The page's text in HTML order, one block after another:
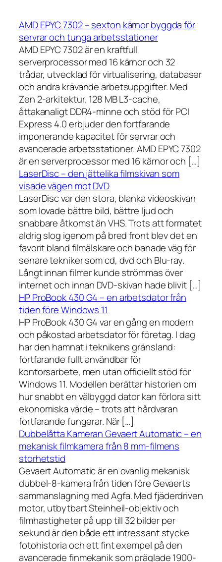
AMD EPYC 7302 – sexton kärnor byggda för
servrar och tunga arbetsstationer
AMD EPYC 7302 är en kraftfull
serverprocessor med 16 kärnor och 32
trådar, utvecklad för virtualisering, databaser
och andra krävande arbetsuppgifter. Med
Zen 2-arkitektur, 128 MB L3-cache,
åttakanaligt DDR4-minne och stöd för PCI
Express 4.0 erbjuder den fortfarande
imponerande kapacitet för servrar och
avancerade arbetsstationer. AMD EPYC 7302
är en serverprocessor med 16 kärnor och […]
LaserDisc – den jättelika filmskivan som
visade vägen mot DVD
LaserDisc var den stora, blanka videoskivan
som lovade bättre bild, bättre ljud och
snabbare åtkomst än VHS. Trots att formatet
aldrig slog igenom på bred front blev det en
favorit bland filmälskare och banade väg för
senare tekniker som cd, dvd och Blu-ray.
Långt innan filmer kunde strömmas över
internet och innan DVD-skivan hade blivit […]
HP ProBook 430 G4 – en arbetsdator från
tiden före Windows 11
HP ProBook 430 G4 var en gång en modern
och påkostad arbetsdator för företag. I dag
har den hamnat i teknikens gränsland:
fortfarande fullt användbar för
kontorsarbete, men utan officiellt stöd för
Windows 11. Modellen berättar historien om
hur snabbt en välbyggd dator kan förlora sitt
ekonomiska värde – trots att hårdvaran
fortfarande fungerar. När […]
Dubbelåtta Kameran Gevaert Automatic – en
mekanisk filmkamera från 8 mm-filmens
storhetstid
Gevaert Automatic är en ovanlig mekanisk
dubbel-8-kamera från tiden före Gevaerts
sammanslagning med Agfa. Med fjäderdriven
motor, utbytbart Steinheil-objektiv och
filmhastigheter på upp till 32 bilder per
sekund är den både ett intressant stycke
fotohistoria och ett fint exempel på den
avancerade finmekanik som präglade 1900-